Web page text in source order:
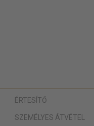
ÉRTESÍTŐ
SZEMÉLYES ÁTVÉTEL